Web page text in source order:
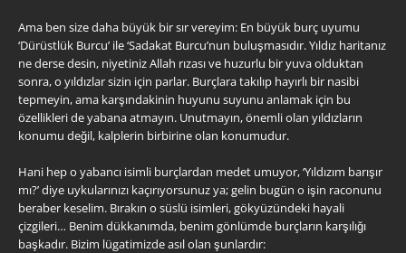
Ama ben size daha büyük bir sır vereyim: En büyük burç uyumu
‘Dürüstlük Burcu’ ile ‘Sadakat Burcu’nun buluşmasıdır. Yıldız haritanız
ne derse desin, niyetiniz Allah rızası ve huzurlu bir yuva olduktan
sonra, o yıldızlar sizin için parlar. Burçlara takılıp hayırlı bir nasibi
tepmeyin, ama karşındakinin huyunu suyunu anlamak için bu
özellikleri de yabana atmayın. Unutmayın, önemli olan yıldızların
konumu değil, kalplerin birbirine olan konumudur.
Hani hep o yabancı isimli burçlardan medet umuyor, ‘Yıldızım barışır
mı?’ diye uykularınızı kaçırıyorsunuz ya; gelin bugün o işin raconunu
beraber keselim. Bırakın o süslü isimleri, gökyüzündeki hayali
çizgileri… Benim dükkanımda, benim gönlümde burçların karşılığı
başkadır. Bizim lügatimizde asıl olan şunlardır: